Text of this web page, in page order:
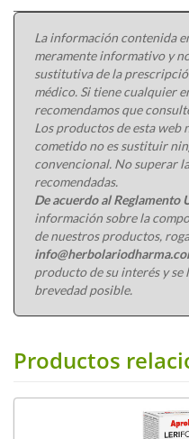
La información contenida
meramente informativo y
sustitutiva de la
médico. Si tiene cualquier
recomendamos que
Los productos de esta web
cometido no es sustituir
convencional. No superar
recomendadas.
De acuerdo al Reglamento
información sobre la
de nuestros productos,
producto de su interés y se
brevedad posible.
Productos